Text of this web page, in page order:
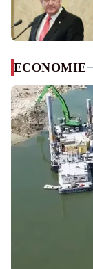
ECONOMIE